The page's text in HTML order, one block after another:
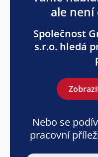
ale
Společnost
s.r.o. hledá
Nebo se
pracovní